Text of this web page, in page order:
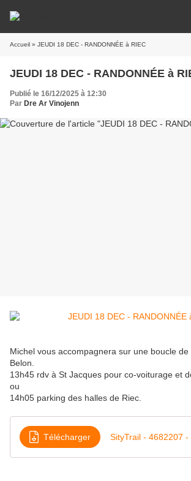
Accueil » JEUDI 18 DEC - RANDONNÉE à RIEC
JEUDI 18 DEC - RANDONNÉE à
Publié le 16/12/2025 à 12:30
Par Dre Ar Vinojenn
Michel vous accompagnera sur une boucle
Belon.
13h45 rdv à St Jacques pour co-voiturage et
ou
14h05 parking des halles de Riec.
Télécharger